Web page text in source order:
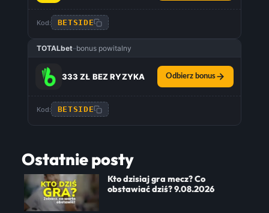
Kod: BETSIDE
TOTALbet–bonus powitalny
333 ZŁ BEZ RYZYKA Odbierz bonus
Kod: BETSIDE
Ostatnie posty
Kto dzisiaj gra mecz? Co
obstawiać dziś? 9.08.2026